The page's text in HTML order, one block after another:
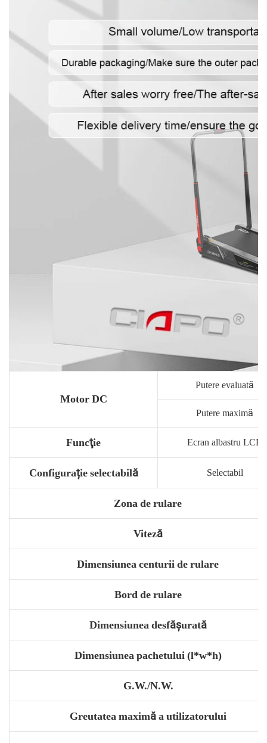
Motor DC
Putere evaluată
Putere maximă
Funcţie Ecran albastru LCD
Configurație selectabilă Selectabil
Zona de rulare
Viteză
Dimensiunea centurii de rulare
Bord de rulare
Dimensiunea desfășurată
Dimensiunea pachetului (l*w*h)
G.W./N.W.
Greutatea maximă a utilizatorului